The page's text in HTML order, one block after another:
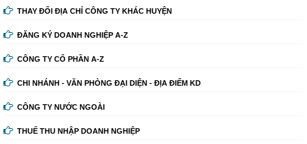
THAY ĐỔI ĐỊA CHỈ CÔNG TY KHÁC HUYỆN
ĐĂNG KÝ DOANH NGHIỆP A-Z
CÔNG TY CỔ PHẦN A-Z
CHI NHÁNH - VĂN PHÒNG ĐẠI DIỆN - ĐỊA ĐIỂM KD
CÔNG TY NƯỚC NGOÀI
THUẾ THU NHẬP DOANH NGHIỆP